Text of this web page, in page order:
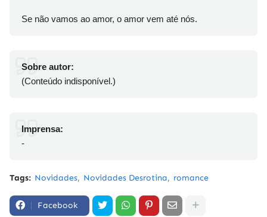
Se não vamos ao amor, o amor vem até nós.
Sobre autor:
(Conteúdo indisponível.)
Imprensa:
-
Tags: Novidades Novidades Desrotina romance
Facebook